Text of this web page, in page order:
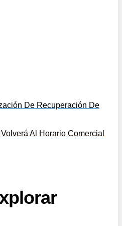
De Recuperación De
Al Horario Comercial